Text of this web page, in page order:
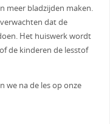
meer bladzijden maken.
dat de
Het huiswerk wordt
de kinderen de lesstof
we na de les op onze